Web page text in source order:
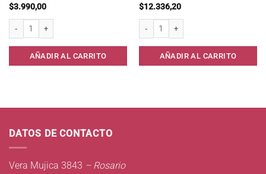
$3.990,00
Protector Eliplast Baño 50mic. c/Ganchos cantidad
AÑADIR AL CARRITO
$12.336,20
Jgo.Cortina 2 Paños Premium
AÑADIR AL CARRITO
* cantidad
DATOS DE CONTACTO
Vera Mujica 3843 – Rosario